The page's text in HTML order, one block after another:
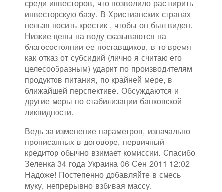
среди инвесторов, что позволило расширить
инвесторскую базу. В Христианских странах
нельзя носить крестик , чтобы он был виден.
Низкие цены на воду сказываются на
благосостоянии ее поставщиков, в то время
как отказ от субсидий (лично я считаю его
целесообразным) ударит по производителям
продуктов питания, по крайней мере, в
ближайшей перспективе. Обсуждаются и
другие меры по стабилизации банковской
ликвидности.
Ведь за изменение параметров, изначально
прописанных в договоре, первичный
кредитор обычно взимает комиссии. Спасибо
Зеленка 34 года Украина 06 Сен 2011 12:02
Надоже! Постепенно добавляйте в смесь
муку, непрерывно взбивая массу.